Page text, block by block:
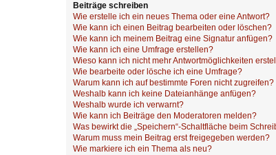
Beiträge schreiben
Wie erstelle ich ein neues Thema oder eine Antwort?
Wie kann ich einen Beitrag bearbeiten oder löschen?
Wie kann ich meinem Beitrag eine Signatur anfügen?
Wie kann ich eine Umfrage erstellen?
Wieso kann ich nicht mehr Antwortmöglichkeiten
Wie bearbeite oder lösche ich eine Umfrage?
Warum kann ich auf bestimmte Foren nicht zugreifen?
Weshalb kann ich keine Dateianhänge anfügen?
Weshalb wurde ich verwarnt?
Wie kann ich Beiträge den Moderatoren melden?
Was bewirkt die „Speichern“-Schaltfläche beim
Warum muss mein Beitrag erst freigegeben werden?
Wie markiere ich ein Thema als neu?